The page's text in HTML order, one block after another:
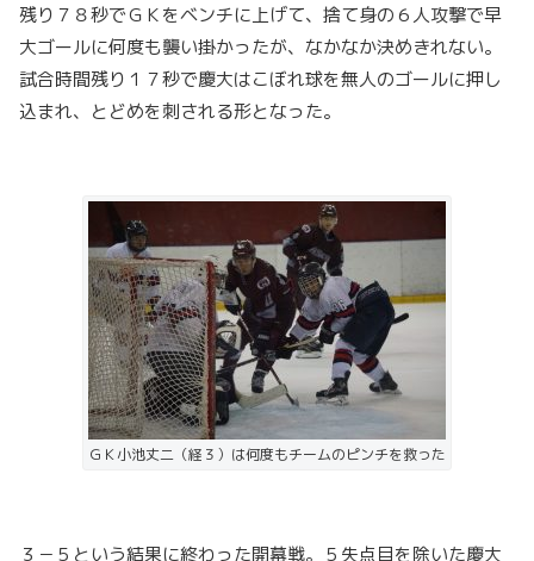
残り７８秒でＧＫをベンチに上げて、捨て身の６人攻撃で早
大ゴールに何度も襲い掛かったが、なかなか決めきれない。
試合時間残り１７秒で慶大はこぼれ球を無人のゴールに押し
込まれ、とどめを刺される形となった。
ＧＫ小池丈二（経３）は何度もチームのピンチを救った
３－５という結果に終わった開幕戦。５失点目を除いた慶大